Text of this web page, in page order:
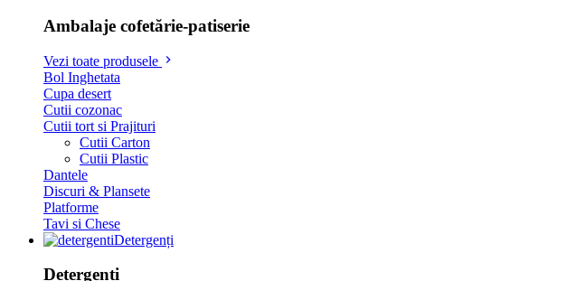
Ambalaje cofetărie-patiserie
Vezi toate produsele
Bol Inghetata
Cupa desert
Cutii cozonac
Cutii tort si Prajituri
Cutii Carton
Cutii Plastic
Dantele
Discuri & Plansete
Platforme
Tavi si Chese
Detergenți
Detergenți